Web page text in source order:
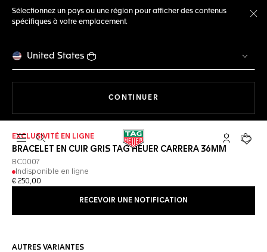
Sélectionnez un pays ou une région pour afficher des contenus
spécifiques à votre emplacement.
United States
CONTINUER
Ouvrir la barre de recherche Compte My
Votre
EXCLUSIVITÉ EN LIGNE
BRACELET EN CUIR GRIS TAG HEUER CARRERA 36MM
BC0007
Indisponible en ligne
€ 250,00
RECEVOIR UNE NOTIFICATION
AUTRES VARIANTES